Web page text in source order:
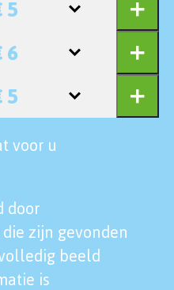
5
6
5
voor u
door
zijn gevonden
beeld
is